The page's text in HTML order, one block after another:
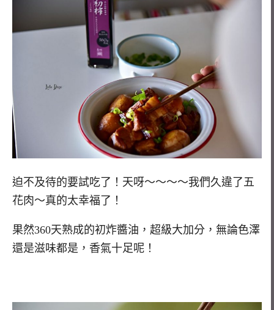
迫不及待的要試吃了！天呀～～～～我們久違了五
花肉～真的太幸福了！
果然360天熟成的初炸醬油，超級大加分，無論色澤
還是滋味都是，香氣十足呢！